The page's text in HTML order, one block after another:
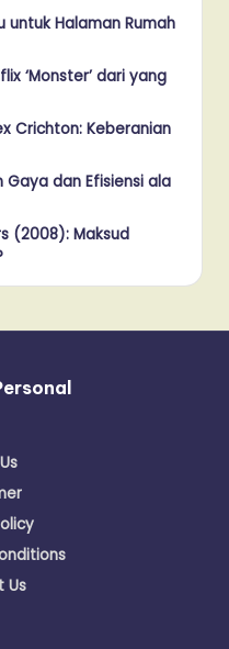
untuk Halaman Rumah
‘Monster’ dari yang
Crichton: Keberanian
Gaya dan Efisiensi ala
(2008): Maksud
Us